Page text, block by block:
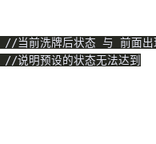
//当前洗牌后状态 与 前面出
//说明预设的状态无法达到